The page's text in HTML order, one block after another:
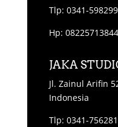
Tlp: 0341-598299
Hp:
JAKA
Jl. Zainul Arifin
Indonesia
Tlp: 0341-